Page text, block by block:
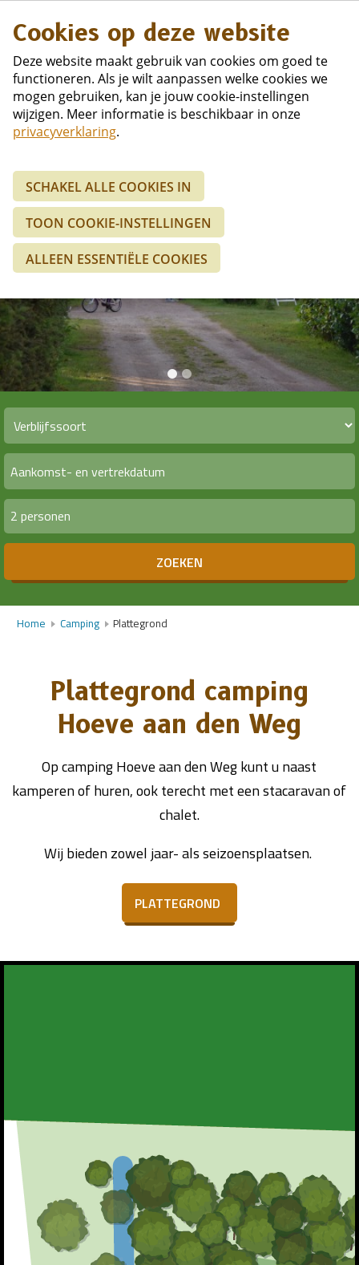
2 personen
ZOEKEN
Home Camping Plattegrond
Plattegrond camping
Hoeve aan den Weg
Op camping Hoeve aan den Weg kunt u naast
kamperen of huren, ook terecht met een stacaravan of
chalet.
Wij bieden zowel jaar- als seizoensplaatsen.
PLATTEGROND
Cookies op deze website
Deze website maakt gebruik van cookies om goed te
functioneren. Als je wilt aanpassen welke cookies we
mogen gebruiken, kan je jouw cookie-instellingen
wijzigen. Meer informatie is beschikbaar in onze
privacyverklaring.
SCHAKEL ALLE COOKIES IN
TOON COOKIE-INSTELLINGEN
ALLEEN ESSENTIËLE COOKIES